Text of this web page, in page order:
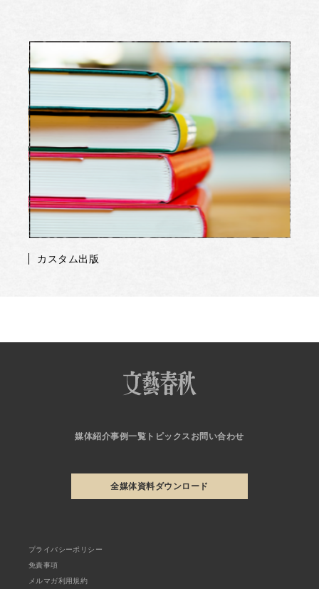
カスタム出版
媒体紹介事例一覧 トピックス お問い合わせ
全媒体資料ダウンロード
プライバシーポリシー
免責事項
メルマガ利用規約